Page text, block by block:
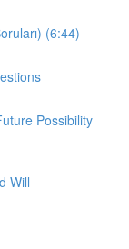
(6:44)
Possibility
Will